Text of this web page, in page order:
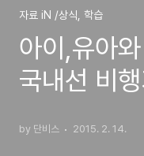
자료 iN /상식, 학습
아이,유아
국내선 비
by 단비스 2015. 2. 14.